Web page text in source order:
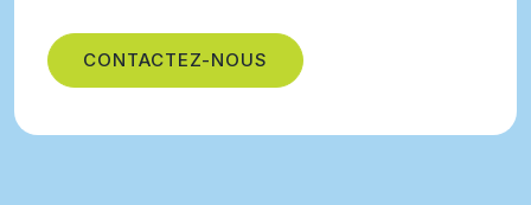
CONTACTEZ-NOUS